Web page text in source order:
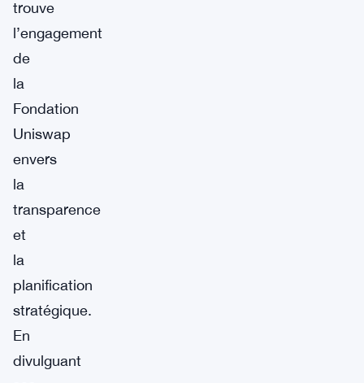
trouve
l’engagement
de
la
Fondation
Uniswap
envers
la
transparence
et
la
planification
stratégique.
En
divulguant